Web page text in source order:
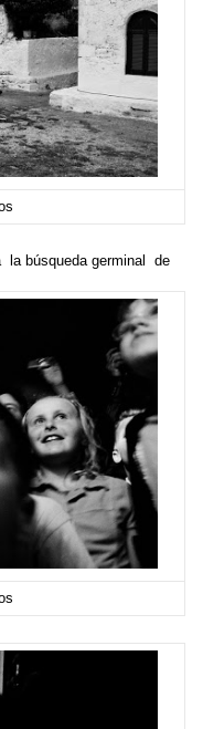
la búsqueda germinal de